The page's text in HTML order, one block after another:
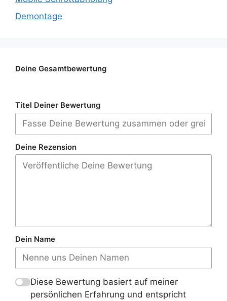
Demontage
Deine Gesamtbewertung
Titel Deiner Bewertung
Deine Rezension
Dein Name
Diese Bewertung basiert auf meiner
persönlichen Erfahrung und entspricht